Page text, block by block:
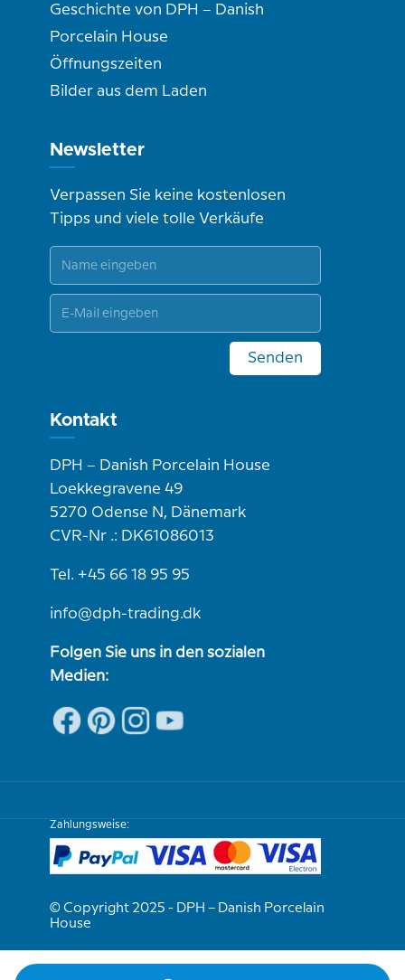
Geschichte von DPH – Danish
Porcelain House
Öffnungszeiten
Bilder aus dem Laden
Newsletter
Verpassen Sie keine kostenlosen
Tipps und viele tolle Verkäufe
Senden
Kontakt
DPH – Danish Porcelain House
Loekkegravene 49
5270 Odense N, Dänemark
CVR-Nr .: DK61086013
Tel. +45 66 18 95 95
info@dph-trading.dk
Folgen Sie uns in den sozialen
Medien:
Zahlungsweise:
© Copyright 2025 - DPH – Danish Porcelain
House
Wir sind e-bewährt